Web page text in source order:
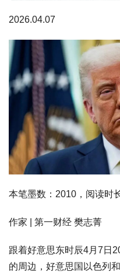
2026.04.07
本笔墨数：2010，阅读时
作家 | 第一财经 樊志菁
跟着好意思东时辰4月7日
的周边，好意思国以色列